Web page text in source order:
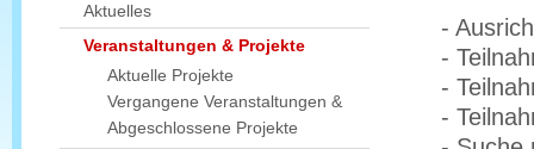
Aktuelles
Veranstaltungen & Projekte
Aktuelle Projekte
Vergangene Veranstaltungen &
Abgeschlossene Projekte
-
-
-
-